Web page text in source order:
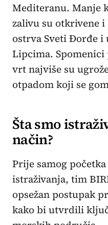
Mediteranu. Manje
zalivu su otkrivene i
ostrva Sveti Đorđe i
Lipcima.
vrt najviše su
otpadom koji se
Šta smo
način?
Prije samog
istraživanja, tim
opsežan postupak
kako bi utvrdili